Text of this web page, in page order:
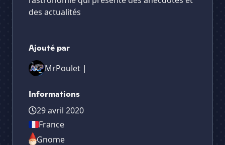
des actualités
Ajouté par
MrPoulet |
Informations
29 avril 2020
France
Gnome